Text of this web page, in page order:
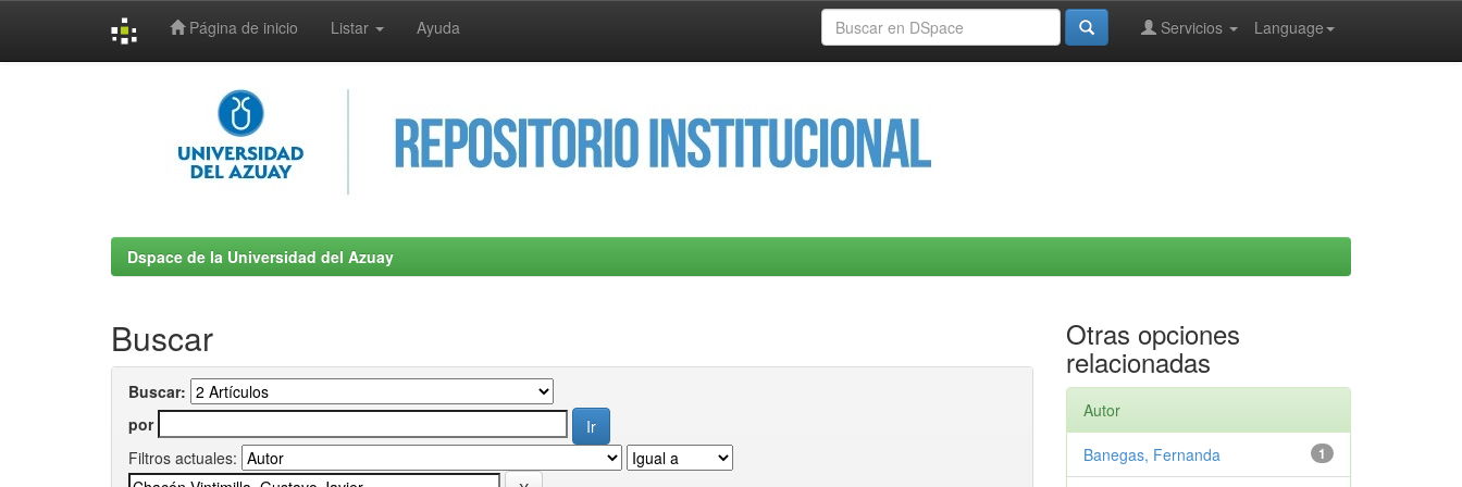
Página de inicio Listar Ayuda Language
Servicios
Dspace de la Universidad del Azuay
Buscar
Buscar:
por
Filtros actuales:
Otras opciones
relacionadas
Autor
1
Banegas, Fernanda